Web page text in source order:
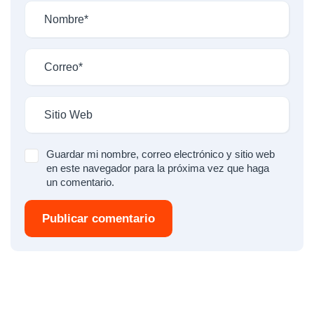
Guardar mi nombre, correo electrónico y sitio web
en este navegador para la próxima vez que haga
un comentario.
Publicar comentario